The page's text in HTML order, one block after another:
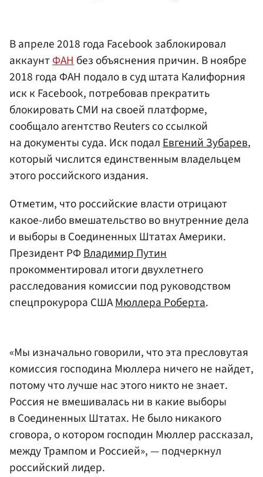
В апреле 2018 года Facebook заблокировал
аккаунтФАНбез объяснения причин. В ноябре
2018 года ФАН подало в суд штата Калифорния
иск к Facebook, потребовав прекратить
блокировать СМИ на своей платформе,
сообщало агентство Reuters со ссылкой
на документы суда. Иск подалЕвгений Зубарев,
который числится единственным владельцем
этого российского издания.
Отметим, что российские власти отрицают
какое-либо вмешательство во внутренние дела
и выборы в Соединенных Штатах Америки.
Президент РФВладимир Путин
прокомментировал итоги двухлетнего
расследования комиссии под руководством
спецпрокурора СШАМюллера Роберта.
«Мы изначально говорили, что эта пресловутая
комиссия господина Мюллера ничего не найдет,
потому что лучше нас этого никто не знает.
Россия не вмешивалась ни в какие выборы
в Соединенных Штатах. Не было никакого
сговора, о котором господин Мюллер рассказал,
между Трампом и Россией», — подчеркнул
российский лидер.